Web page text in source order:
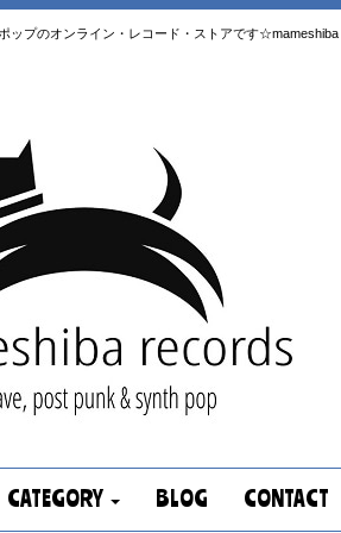
ップのオンライン・レコード・ストアです
CATEGORY BLOG CONTACT